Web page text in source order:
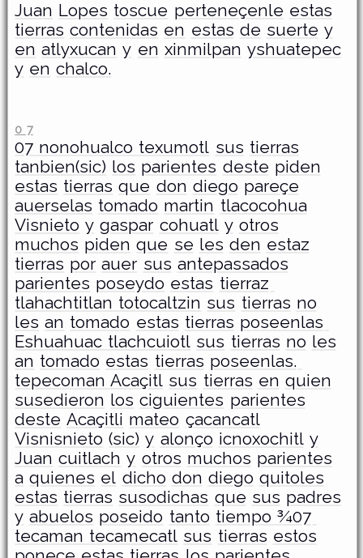
Juan Lopes toscue perteneçenle estas
tierras contenidas en estas de suerte y
en atlyxucan y en xinmilpan yshuatepec
y en chalco.
0 7
­07 nonohualco texumotl sus tierras
tanbien(sic) los parientes deste piden
estas tierras que don diego pareçe
auerselas tomado martin tlacocohua
Visnieto y gaspar cohuatl y otros
muchos piden que se les den estaz
tierras por auer sus antepassados
parientes poseydo estas tierraz
tlahachtitlan totocaltzin sus tierras no
les an tomado estas tierras poseenlas
Eshuahuac tlachcuiotl sus tierras no les
an tomado estas tierras poseenlas.
tepecoman Acaçitl sus tierras en quien
susedieron los ciguientes parientes
deste Acaçitli mateo çacancatl
Visnisnieto (sic) y alonço icnoxochitl y
Juan cuitlach y otros muchos parientes
a quienes el dicho don diego quitoles
estas tierras susodichas que sus padres
y abuelos poseido tanto tiempo ¾07
tecaman tecamecatl sus tierras estos